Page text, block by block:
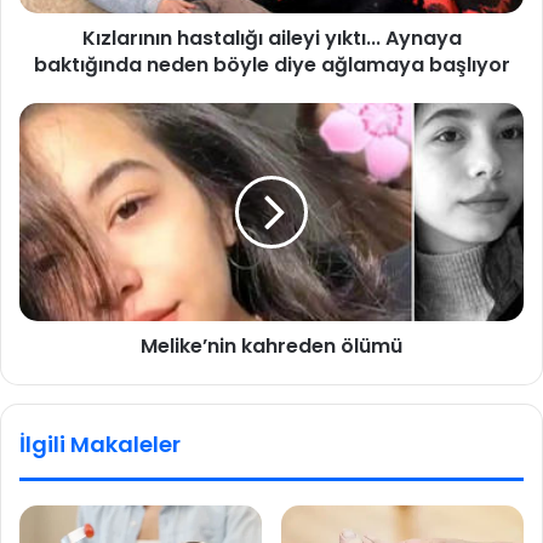
ı
s
t
a
l
ı
ğ
ı
a
i
y
t
Kızlarının hastalığı aileyi yıktı... Aynaya
baktığında neden böyle diye ağlamaya başlıyor
M
e
l
i
k
e
’
n
i
e
Melike’nin kahreden ölümü
İlgili Makaleler